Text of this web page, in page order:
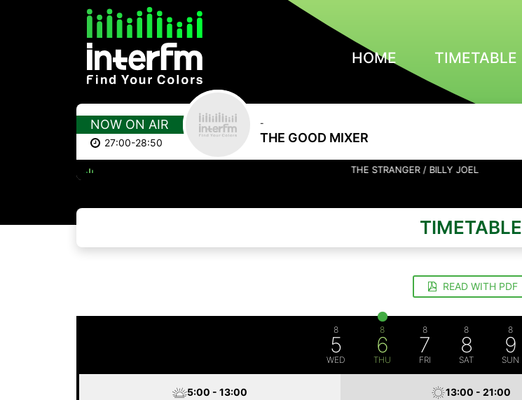
HOME TIMETABLE
NOW ON AIR
27:00-28:50
-
THE GOOD MIXER
THE STRANGER / BILLY JOEL
TIMETABLE
READ WITH PDF
8
5
WED
8
6
THU
8
7
FRI
8
8
SAT
8
9
SUN
5:00 - 13:00 13:00 - 21:00